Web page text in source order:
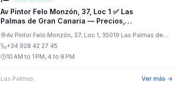
Av Pintor Felo Monzón, 37, Loc 1 ✅ Las
Palmas de Gran Canaria — Precios,
Av Pintor Felo Monzón, 37, Loc 1, 35019 Las Palmas de
Gran Canaria, Las Palmas, España
+34 928 42 27 45
10 AM to 1 PM, 4 to 8 PM
Las Palmas Ver más →